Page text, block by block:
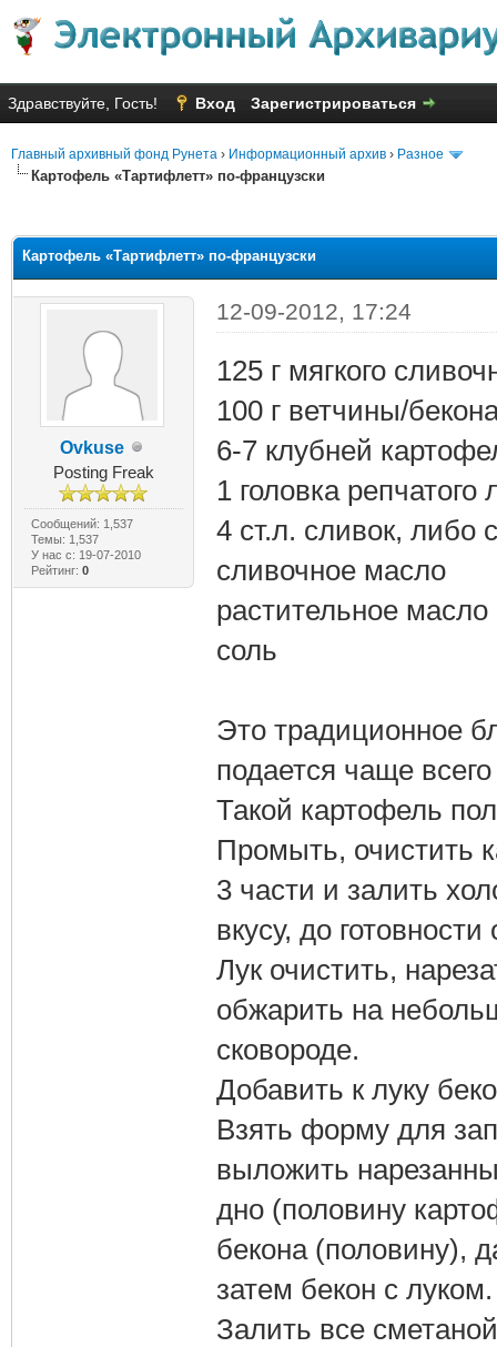
Здравствуйте, Гость! Вход Зарегистрироваться
Главный архивный фонд Рунета › Информационный архив › Разное
Картофель «Тартифлетт» по-французски
Картофель «Тартифлетт» по-французски
Ovkuse
Posting Freak
Сообщений: 1,537
Темы: 1,537
У нас с: 19-07-2010
Рейтинг: 0
12-09-2012, 17:24
125 г мягкого
100 г ветчины/
6-7 клубней
1 головка репчатого
4 ст.л. сливок, либо
сливочное масло
растительное масло
соль
Это традиционное
подается чаще
Такой картофель
Промыть, очистить
3 части и залить
вкусу, до
Лук очистить,
обжарить на
сковороде.
Добавить к луку
Взять форму для
выложить
дно (половину
бекона (половину),
затем бекон с луком.
Залить все